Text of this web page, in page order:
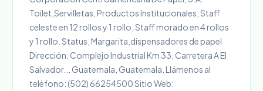
Toilet,Servilletas, Productos Institucionales, Staff
celeste en 12 rollos y 1 rollo, Staff morado en 4 rollos
y 1 rollo. Status, Margarita,dispensadores de papel
Dirección: Complejo Industrial Km 33, Carretera A El
Salvador... Guatemala, Guatemala. Llámenos al
teléfono: (502) 66254500 Sitio Web: